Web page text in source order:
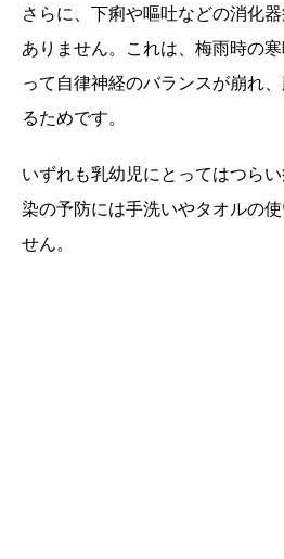
さらに、下痢や嘔吐などの消化
ありません。これは、梅雨時の
って自律神経のバランスが崩れ
るためです。
いずれも乳幼児にとってはつら
染の予防には手洗いやタオルの
せん。